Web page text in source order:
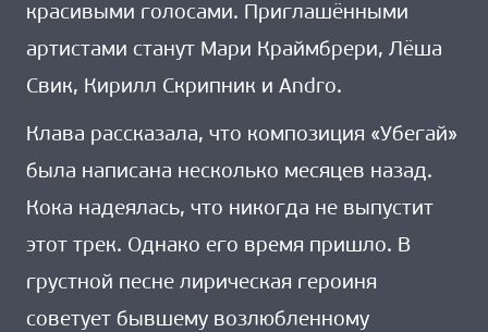
красивыми голосами. Приглашёнными
артистами станут Мари Краймбрери, Лёша
Свик, Кирилл Скрипник и Andro.
Клава рассказала, что композиция «Убегай»
была написана несколько месяцев назад.
Кока надеялась, что никогда не выпустит
этот трек. Однако его время пришло. В
грустной песне лирическая героиня
советует бывшему возлюбленному